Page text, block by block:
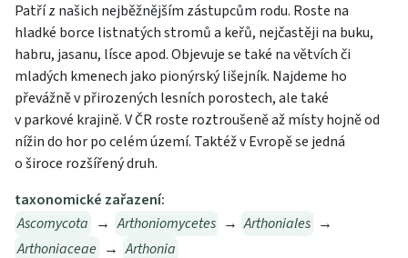
Patří z našich nejběžnějším zástupcům rodu. Roste na
hladké borce listnatých stromů a keřů, nejčastěji na buku,
habru, jasanu, lísce apod. Objevuje se také na větvích či
mladých kmenech jako pionýrský lišejník. Najdeme ho
převážně v přirozených lesních porostech, ale také
v parkové krajině. V ČR roste roztroušeně až místy hojně od
nížin do hor po celém území. Taktéž v Evropě se jedná
o široce rozšířený druh.
taxonomické zařazení:
Ascomycota → Arthoniomycetes → Arthoniales →
Arthoniaceae → Arthonia